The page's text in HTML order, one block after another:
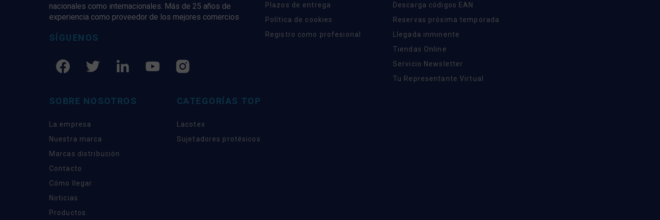
nacionales como internacionales. Más de 25 años de
experiencia como proveedor de los mejores comercios
SÍGUENOS
Plazos de entrega
Política de cookies
Registro como profesional
Descarga códigos EAN
Reservas próxima temporada
Llegada inminente
Tiendas Online
Servicio Newsletter
Tu Representante Virtual
SOBRE NOSOTROS
La empresa
Nuestra marca
Marcas distribución
Contacto
Cómo llegar
Noticias
Productos
CATEGORÍAS TOP
Lacotex
Sujetadores protésicos